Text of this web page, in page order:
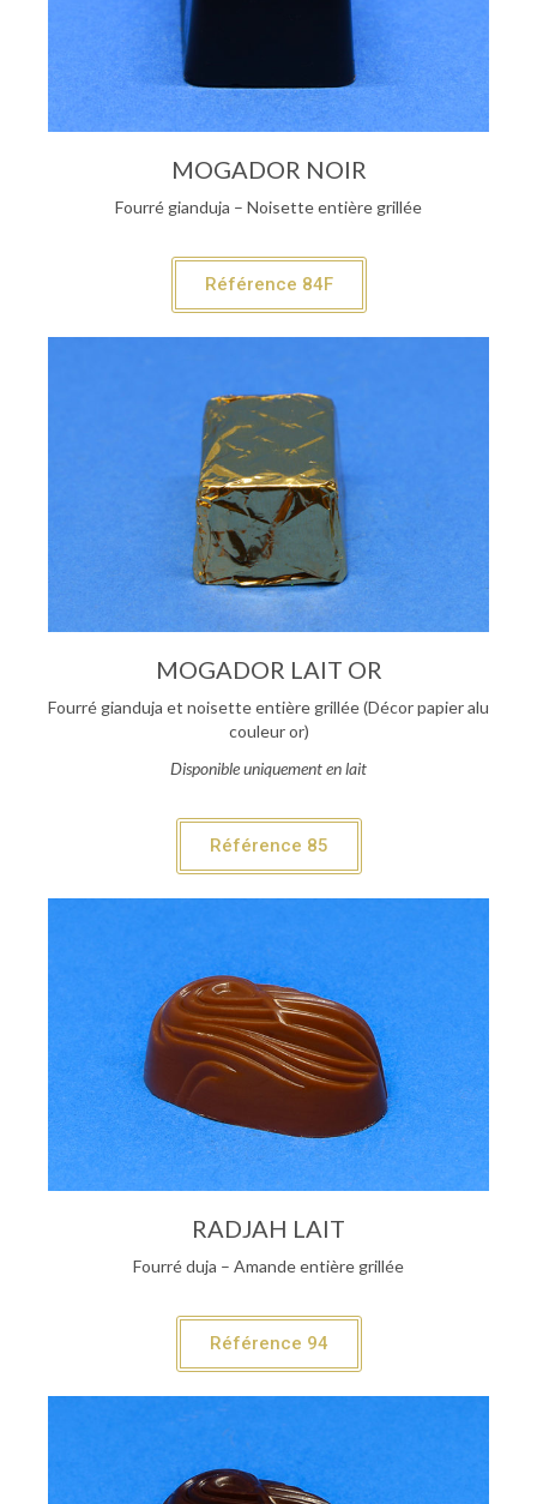
MOGADOR NOIR
Fourré gianduja – Noisette entière grillée
Référence 84F
MOGADOR LAIT OR
Fourré gianduja et noisette entière grillée (Décor papier alu
couleur or)
Disponible uniquement en lait
Référence 85
RADJAH LAIT
Fourré duja – Amande entière grillée
Référence 94